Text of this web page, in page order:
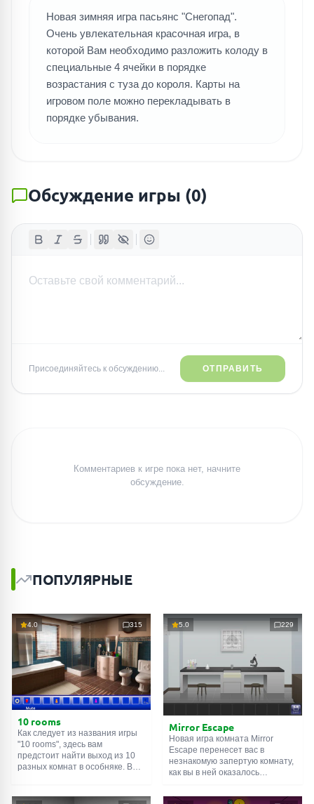
Новая зимняя игра пасьянс "Снегопад".
Очень увлекательная красочная игра, в
которой Вам необходимо разложить колоду в
специальные 4 ячейки в порядке
возрастания с туза до короля. Карты на
игровом поле можно перекладывать в
порядке убывания.
Обсуждение игры (0)
Присоединяйтесь к обсуждению... ОТПРАВИТЬ
Комментариев к игре пока нет, начните
обсуждение.
ПОПУЛЯРНЫЕ
4.0 315
10 rooms
Как следует из названия игры
"10 rooms", здесь вам
предстоит найти выход из 10
разных комнат в особняке. В
их, чтобы выйти. Выход из
5.0 229
Mirror Escape
Новая игра комната Mirror
Escape перенесет вас в
незнакомую запертую комнату,
как вы в ней оказалось
смекалки попробуйте решить